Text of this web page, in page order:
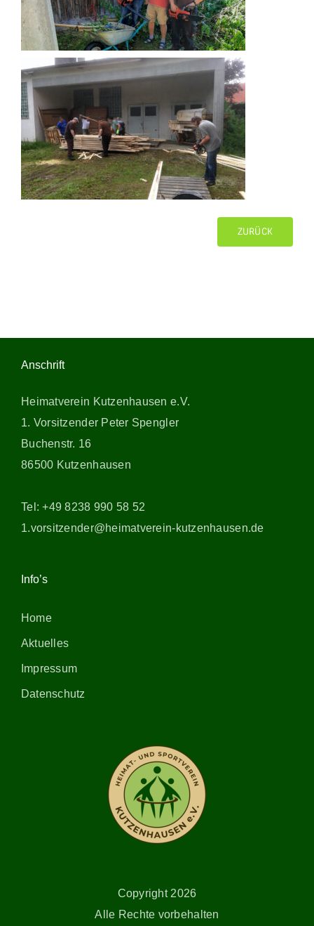
ZURÜCK
Anschrift
Heimatverein Kutzenhausen e.V.
1. Vorsitzender Peter Spengler
Buchenstr. 16
86500 Kutzenhausen
Tel: +49 8238 990 58 52
1.vorsitzender@heimatverein-kutzenhausen.de
Info’s
Home
Aktuelles
Impressum
Datenschutz
Copyright 2026
Alle Rechte vorbehalten